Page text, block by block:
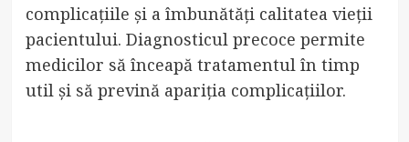
complicațiile și a îmbunătăți calitatea vieții
pacientului. Diagnosticul precoce permite
medicilor să înceapă tratamentul în timp
util și să prevină apariția complicațiilor.